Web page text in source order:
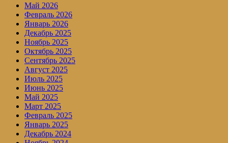
Май 2026
Февраль 2026
Январь 2026
Декабрь 2025
Ноябрь 2025
Октябрь 2025
Сентябрь 2025
Август 2025
Июль 2025
Июнь 2025
Май 2025
Март 2025
Февраль 2025
Январь 2025
Декабрь 2024